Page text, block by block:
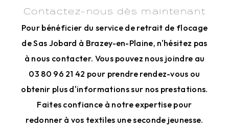
Contactez-nous dès maintenant
Pour bénéficier du service de retrait de flocage
de Sas Jobard à Brazey-en-Plaine, n'hésitez pas
à nous contacter. Vous pouvez nous joindre au
03 80 96 21 42 pour prendre rendez-vous ou
obtenir plus d'informations sur nos prestations.
Faites confiance à notre expertise pour
redonner à vos textiles une seconde jeunesse.